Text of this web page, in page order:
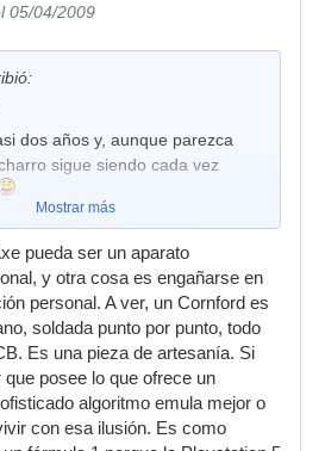
05/04/2009
dos años y, aunque parezca
sigue siendo cada vez
actualizaciones
que no solo aportan
en la calidad y versatilidad,
nuevos modelos de
pedales, etc. La última versión
¡¡Auténtico e increible!!!
del tiempo, tocando horas y
placer de disfrutar del sonido
de la música!
Mostrar más
pueda ser un aparato
y otra cosa es engañarse en
personal. A ver, un Cornford es
soldada punto por punto, todo
Es una pieza de artesanía. Si
posee lo que ofrece un
algoritmo emula mejor o
con esa ilusión. Es como